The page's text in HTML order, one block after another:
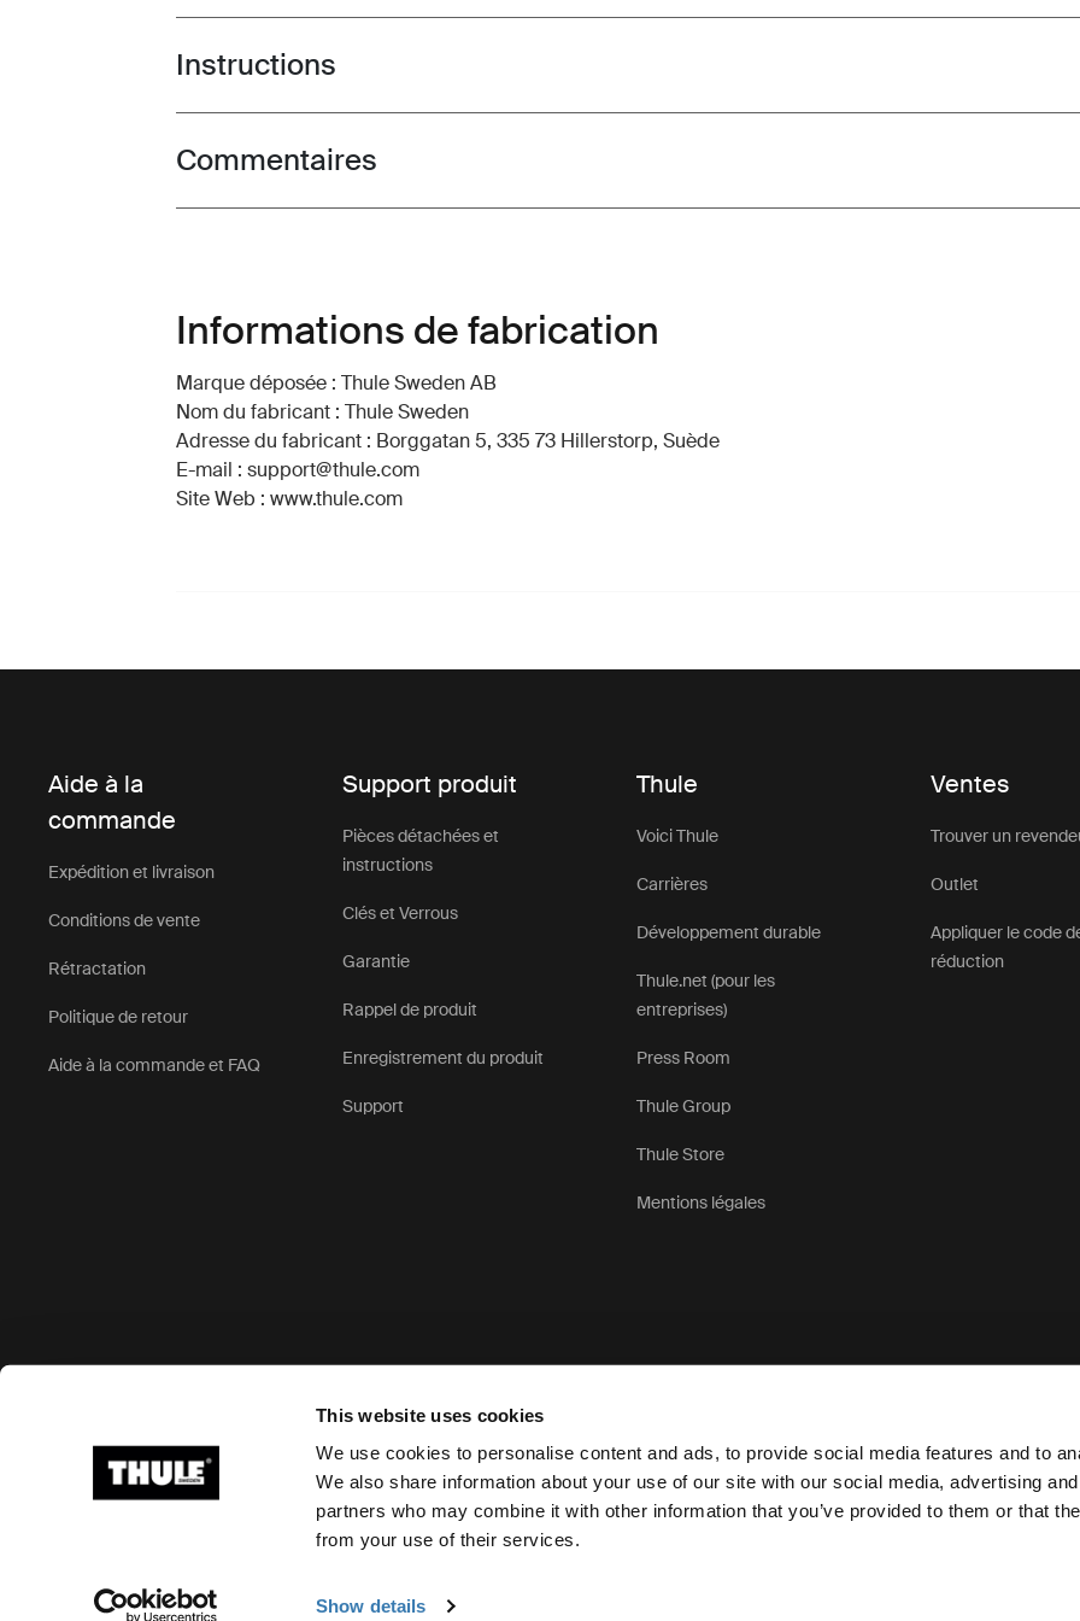
This website uses cookies
We use cookies to personalise content and ads, to provide social media features and to
We also share information about your use of our site with our social media, advertising
partners who may combine it with other information that you’ve provided to them or that
from your use of their services.
Show details
Toggle guides and instructions
Instructions
Toggle overview
Commentaires
Informations de fabrication
Marque déposée : Thule Sweden AB
Nom du fabricant : Thule Sweden
Adresse du fabricant : Borggatan 5, 335 73 Hillerstorp, Suède
E-mail : support@thule.com
Site Web : www.thule.com
Aide à la
commande
Expédition et livraison
Conditions de vente
Rétractation
Politique de retour
Aide à la commande et FAQ
Support produit
Pièces détachées et
instructions
Clés et Verrous
Garantie
Rappel de produit
Enregistrement du produit
Support
Thule
Voici Thule
Carrières
Développement durable
Thule.net (pour les
entreprises)
Press Room
Thule Group
Thule Store
Mentions légales
Ventes
Trouver un
Outlet
Appliquer le code
réduction
Ⓒ 2026 Thule Group Tous droits réservés Déclaration de confidentialité